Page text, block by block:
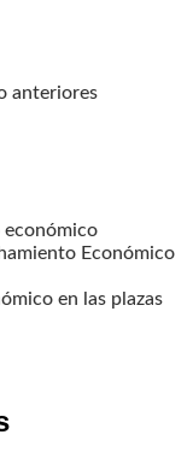
anteriores
Económico
en las plazas